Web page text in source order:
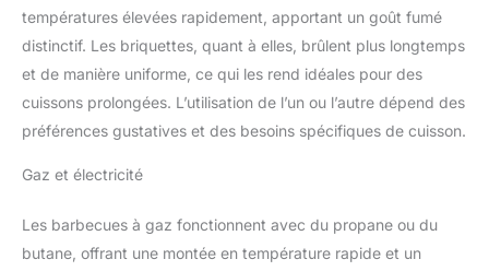
températures élevées rapidement, apportant un goût fumé
distinctif. Les briquettes, quant à elles, brûlent plus longtemps
et de manière uniforme, ce qui les rend idéales pour des
cuissons prolongées. L’utilisation de l’un ou l’autre dépend des
préférences gustatives et des besoins spécifiques de cuisson.
Gaz et électricité
Les barbecues à gaz fonctionnent avec du propane ou du
butane, offrant une montée en température rapide et un